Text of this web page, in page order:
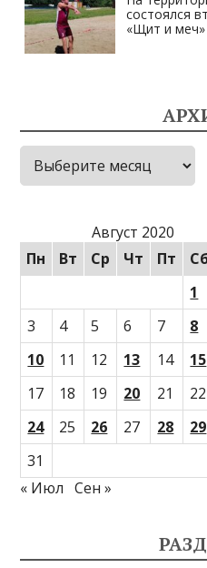
состоялся
«Щит и
Архивы
Август 2020
Пн
Вт Ср Чт Пт
1
3
4 5 6 7 8
10
11 12 13 14 15
17
18 19 20 21 22
24
25 26 27 28 29
31
« Июл
Сен »